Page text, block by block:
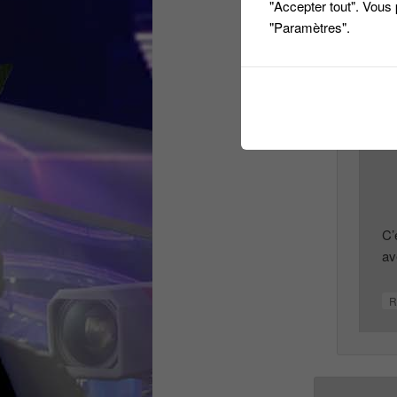
"Accepter tout".
"Paramètres".